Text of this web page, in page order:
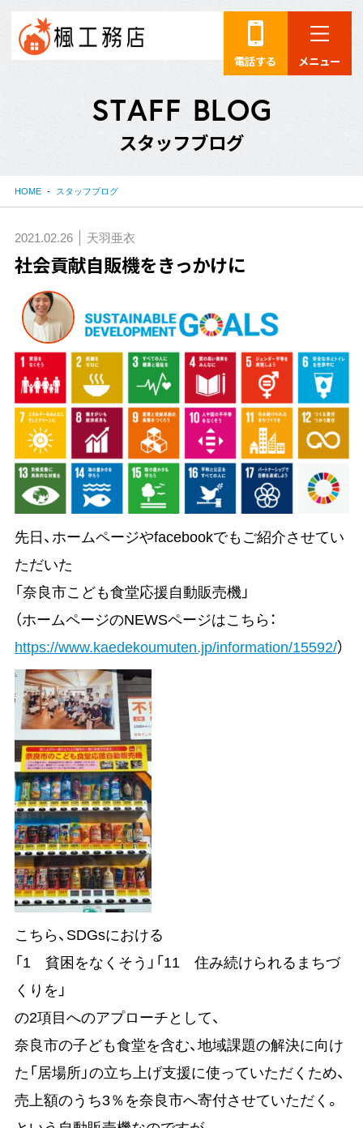
電話する メニュー
STAFF BLOG
スタッフブログ
HOME スタッフブログ
2021.02.26 天羽亜衣
社会貢献自販機をきっかけに
先日、ホームページやfacebookでもご紹介させてい
ただいた
「奈良市こども食堂応援自動販売機」
（ホームページのNEWSページはこちら：
https://www.kaedekoumuten.jp/information/15592/）
こちら、SDGsにおける
「1 貧困をなくそう」「11 住み続けられるまちづ
くりを」
の2項目へのアプローチとして、
奈良市の子ども食堂を含む、地域課題の解決に向け
た「居場所」の立ち上げ支援に使っていただくため、
売上額のうち3％を奈良市へ寄付させていただく。